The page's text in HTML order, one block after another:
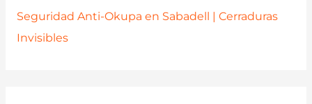
Seguridad Anti-Okupa en Sabadell | Cerraduras
Invisibles